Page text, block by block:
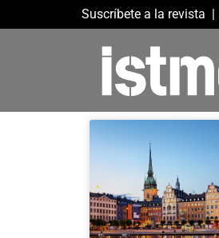
Suscríbete a la revista |